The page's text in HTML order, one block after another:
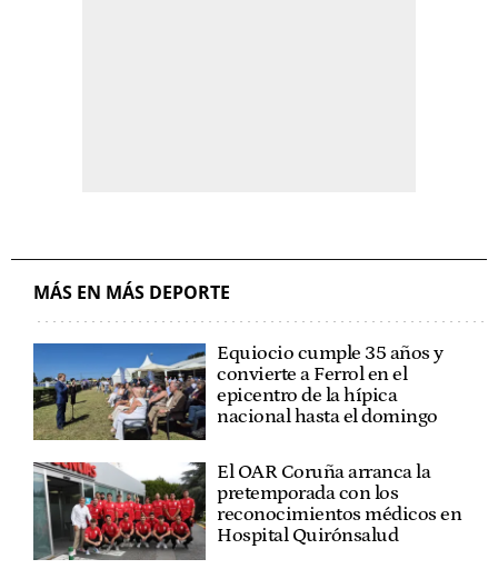
MÁS EN MÁS DEPORTE
Equiocio cumple 35 años y
convierte a Ferrol en el
epicentro de la hípica
nacional hasta el domingo
El OAR Coruña arranca la
pretemporada con los
reconocimientos médicos en
Hospital Quirónsalud